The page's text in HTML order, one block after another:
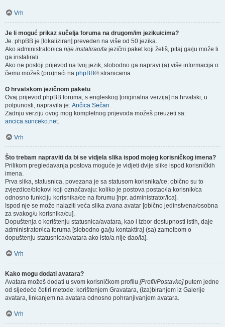
Vrh
Je li moguć prikaz sučelja foruma na drugom/im jeziku/cima?
Je. phpBB je [lokaliziran] preveden na više od 50 jezika.
Ako administrator/ica nije instalirao/la jezični paket koji želiš, pitaj ga/ju može li
ga instalirati.
Ako ne postoji prijevod na tvoj jezik, slobodno ga napravi (a) više informacija o
čemu možeš (pro)naći na phpBB® stranicama.
O hrvatskom jezičnom paketu
Ovaj prijevod phpBB foruma, s engleskog [originalna verzija] na hrvatski, u
potpunosti, napravila je: Ančica Sečan.
Zadnju verziju ovog mog kompletnog prijevoda možeš preuzeti sa:
ancica.sunceko.net.
Vrh
Što trebam napraviti da bi se vidjela slika ispod mojeg korisničkog imena?
Prilikom pregledavanja postova moguće je vidjeti dvije slike ispod korisničkih
imena.
Prva slika, statusnica, povezana je sa statusom korisnika/ce; obično su to
zvjezdice/blokovi koji označavaju: koliko je postova postao/la korisnik/ca
odnosno funkciju korisnika/ce na forumu [npr. administrator/ica].
Ispod nje se može nalaziti veća slika zvana avatar [obično jedinstvena/osobna
za svakog/u korisnika/cu].
Dopuštenja o korištenju statusnica/avatara, kao i izbor dostupnosti istih, daje
administrator/ica foruma [slobodno ga/ju kontaktiraj (sa) zamolbom o
dopuštenju statusnica/avatara ako isto/a nije dao/la].
Vrh
Kako mogu dodati avatara?
Avatara možeš dodati u svom korisničkom profilu [Profil/Postavke]putem jedne
od sljedeće četiri metode: korištenjem Gravatara, (iza)biranjem iz Galerije
avatara, linkanjem na avatara odnosno pohranjivanjem avatara.
Vrh